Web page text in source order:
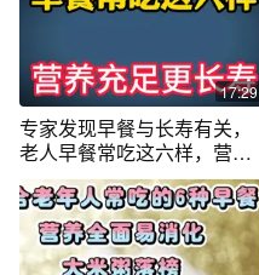
17:29
专家发现早餐与长寿有关，
老人早餐常吃这六样，营养
充足更长寿